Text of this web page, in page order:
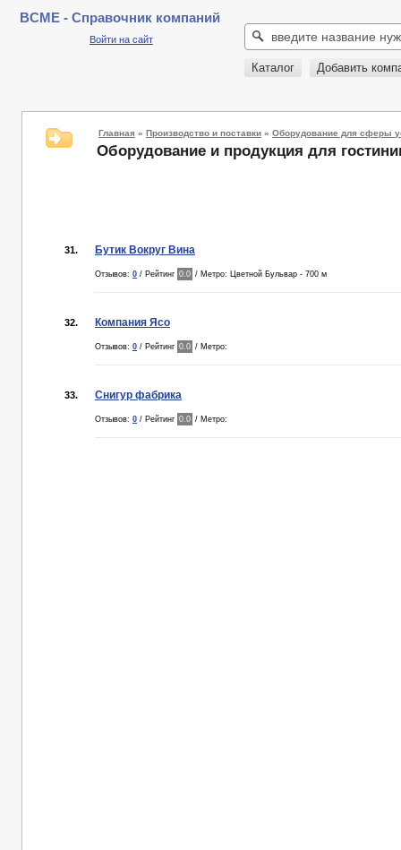
BCME - Справочник компаний
Войти на сайт
Каталог Добавить
Главная » Производство и поставки » Оборудование для сферы
Оборудование и продукция для
31. Бутик Вокруг Вина
Отзывов: 0 / Рейтинг 0.0 / Метро: Цветной Бульвар - 700 м
32. Компания Ясо
Отзывов: 0 / Рейтинг 0.0 / Метро:
33. Снигур фабрика
Отзывов: 0 / Рейтинг 0.0 / Метро: